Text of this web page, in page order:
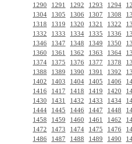
1290
1291 1292 1293 1294
1304
1305 1306 1307 1308
1318
1319 1320 1321 1322
1332
1333 1334 1335 1336
1346
1347 1348 1349 1350
1360
1361 1362 1363 1364
1374
1375 1376 1377 1378
1388
1389 1390 1391 1392
1402
1403 1404 1405 1406
1416
1417 1418 1419 1420
1430
1431 1432 1433 1434
1444
1445 1446 1447 1448
1458
1459 1460 1461 1462
1472
1473 1474 1475 1476
1486
1487 1488 1489 1490